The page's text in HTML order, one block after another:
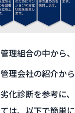
管理組合の中から
管理会社の紹介から
劣化診断を参考に
ては、以下で簡単